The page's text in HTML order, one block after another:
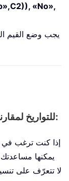
«No»,
الحالة 1: دالة IF للتواريخ لمقارنة التواريخ بتاريخ معيّن:
إذا كنت ترغب في